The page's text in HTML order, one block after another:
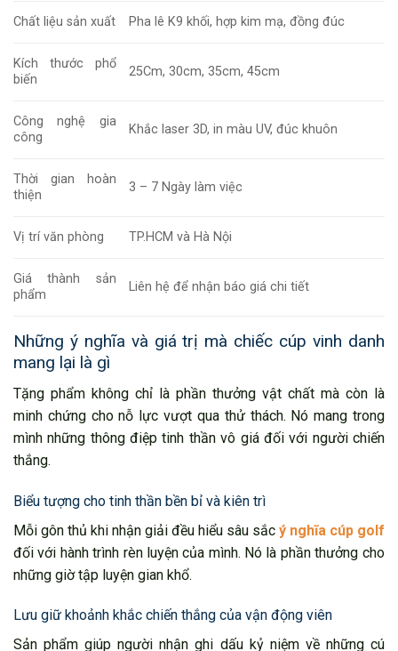
Chất liệu sản xuất Pha lê K9 khối, hợp kim mạ, đồng đúc
Kích thước phổ
biến
25Cm, 30cm, 35cm, 45cm
Công nghệ gia
công
Khắc laser 3D, in màu UV, đúc khuôn
Thời gian hoàn
thiện
3 – 7 Ngày làm việc
Vị trí văn phòng TP.HCM và Hà Nội
Giá thành sản
phẩm
Liên hệ để nhận báo giá chi tiết
Những ý nghĩa và giá trị mà chiếc cúp vinh danh
mang lại là gì
Tặng phẩm không chỉ là phần thưởng vật chất mà còn là
minh chứng cho nỗ lực vượt qua thử thách. Nó mang trong
mình những thông điệp tinh thần vô giá đối với người chiến
thắng.
Biểu tượng cho tinh thần bền bỉ và kiên trì
Mỗi gôn thủ khi nhận giải đều hiểu sâu sắc ý nghĩa cúp golf
đối với hành trình rèn luyện của mình. Nó là phần thưởng cho
những giờ tập luyện gian khổ.
Lưu giữ khoảnh khắc chiến thắng của vận động viên
Sản phẩm giúp người nhận ghi dấu kỷ niệm về những cú